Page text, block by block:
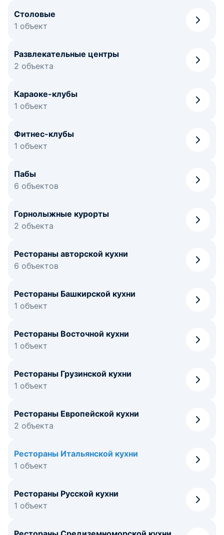
Столовые
1 объект
Развлекательные центры
2 объекта
Караоке-клубы
1 объект
Фитнес-клубы
1 объект
Пабы
6 объектов
Горнолыжные курорты
2 объекта
Рестораны авторской кухни
6 объектов
Рестораны Башкирской кухни
1 объект
Рестораны Восточной кухни
1 объект
Рестораны Грузинской кухни
1 объект
Рестораны Европейской кухни
2 объекта
Рестораны Итальянской кухни
1 объект
Рестораны Русской кухни
1 объект